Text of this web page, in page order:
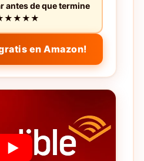
antes de que termine
★★★★★
en Amazon!